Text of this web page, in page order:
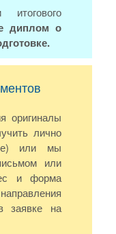
диплом о
оригиналы
лично
или мы
или
и форма
заявке на